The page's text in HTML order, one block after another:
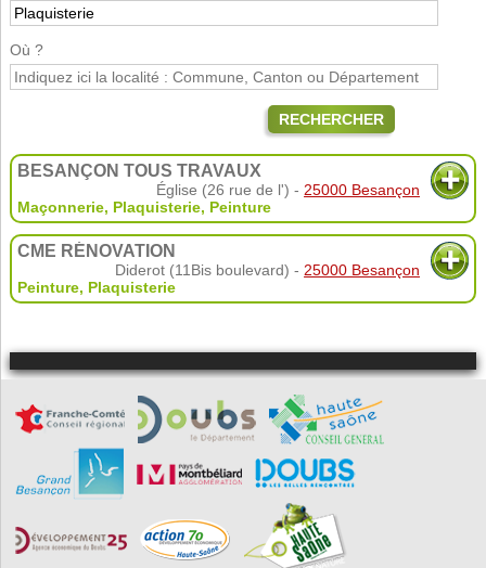
Où ?
RECHERCHER
BESANÇON TOUS TRAVAUX
Église (26 rue de l') - 25000 Besançon
Maçonnerie, Plaquisterie, Peinture
CME RÉNOVATION
Diderot (11Bis boulevard) - 25000 Besançon
Peinture, Plaquisterie